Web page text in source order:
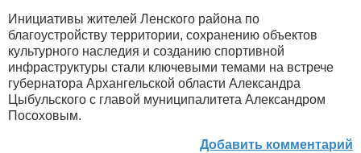
Инициативы жителей Ленского района по
благоустройству территории, сохранению объектов
культурного наследия и созданию спортивной
инфраструктуры стали ключевыми темами на встрече
губернатора Архангельской области Александра
Цыбульского с главой муниципалитета Александром
Посоховым.
Добавить комментарий